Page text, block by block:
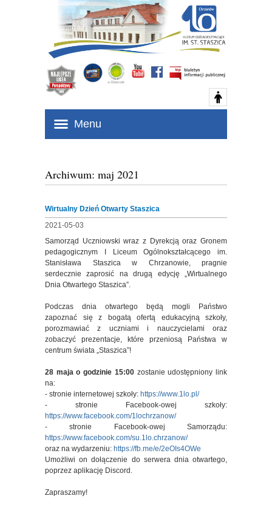
Menu
Archiwum: maj 2021
Wirtualny Dzień Otwarty Staszica
2021-05-03
Samorząd Uczniowski wraz z Dyrekcją oraz Gronem
pedagogicznym I Liceum Ogólnokształcącego im.
Stanisława Staszica w Chrzanowie, pragnie
serdecznie zaprosić na drugą edycję „Wirtualnego
Dnia Otwartego Staszica”.
Podczas dnia otwartego będą mogli Państwo
zapoznać się z bogatą ofertą edukacyjną szkoły,
porozmawiać z uczniami i nauczycielami oraz
zobaczyć prezentacje, które przeniosą Państwa w
centrum świata „Staszica”!
28 maja o godzinie 15:00zostanie udostępniony link
na:
- stronie internetowej szkoły: https://www.1lo.pl/
- stronie Facebook-owej szkoły:
https://www.facebook.com/1lochrzanow/
- stronie Facebook-owej Samorządu:
https://www.facebook.com/su.1lo.chrzanow/
oraz na wydarzeniu: https://fb.me/e/2eOIs4OWe
Umożliwi on dołączenie do serwera dnia otwartego,
poprzez aplikację Discord.
Zapraszamy!